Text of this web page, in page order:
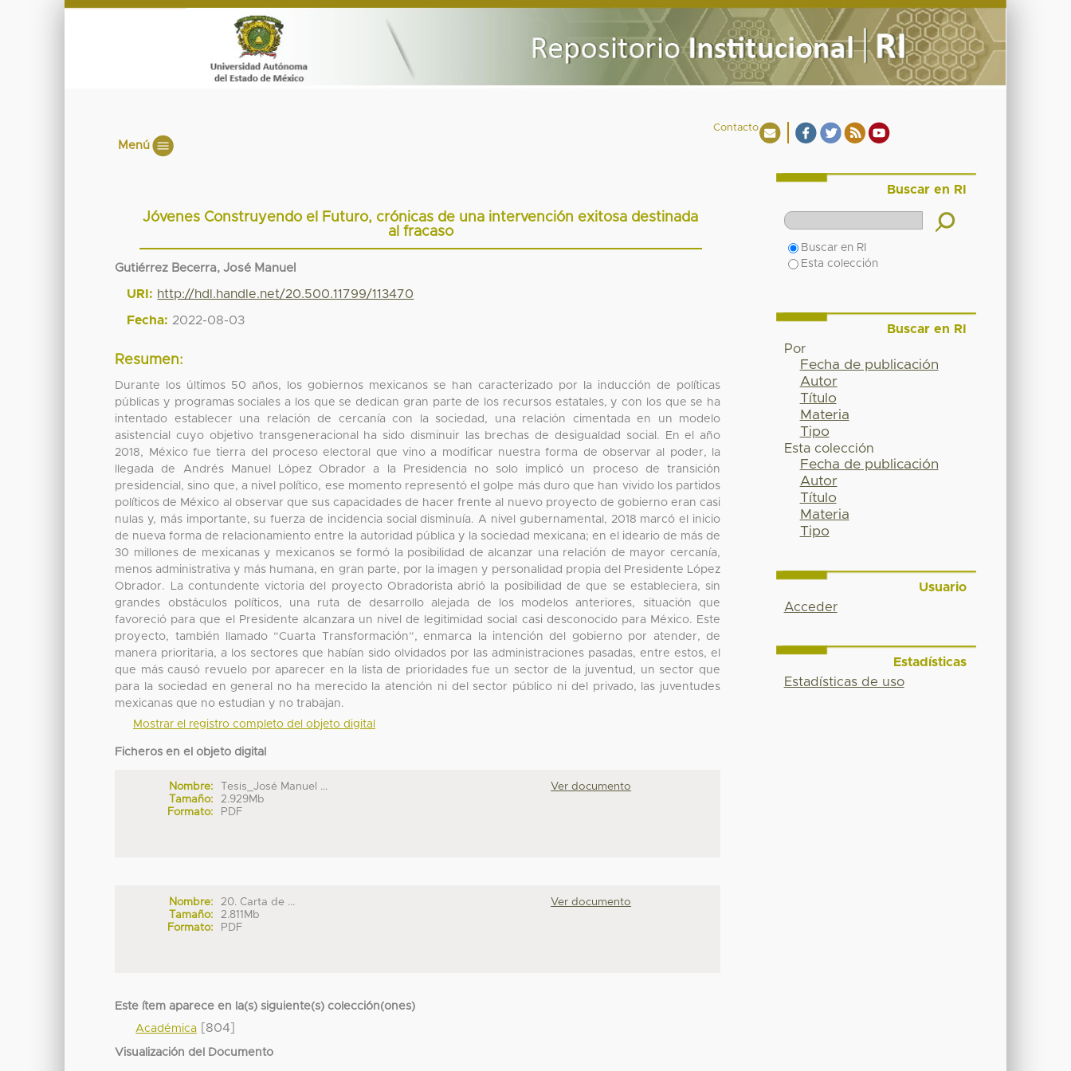
Contacto
Menú
Jóvenes Construyendo el Futuro, crónicas de una intervención exitosa destinada
al fracaso
Gutiérrez Becerra, José Manuel
URI: http://hdl.handle.net/20.500.11799/113470
Fecha: 2022-08-03
Resumen:
Durante los últimos 50 años, los gobiernos mexicanos se han caracterizado por la inducción de políticas
públicas y programas sociales a los que se dedican gran parte de los recursos estatales, y con los que se ha
intentado establecer una relación de cercanía con la sociedad, una relación cimentada en un modelo
asistencial cuyo objetivo transgeneracional ha sido disminuir las brechas de desigualdad social. En el año
2018, México fue tierra del proceso electoral que vino a modificar nuestra forma de observar al poder, la
llegada de Andrés Manuel López Obrador a la Presidencia no solo implicó un proceso de transición
presidencial, sino que, a nivel político, ese momento representó el golpe más duro que han vivido los partidos
políticos de México al observar que sus capacidades de hacer frente al nuevo proyecto de gobierno eran casi
nulas y, más importante, su fuerza de incidencia social disminuía. A nivel gubernamental, 2018 marcó el inicio
de nueva forma de relacionamiento entre la autoridad pública y la sociedad mexicana; en el ideario de más de
30 millones de mexicanas y mexicanos se formó la posibilidad de alcanzar una relación de mayor cercanía,
menos administrativa y más humana, en gran parte, por la imagen y personalidad propia del Presidente López
Obrador. La contundente victoria del proyecto Obradorista abrió la posibilidad de que se estableciera, sin
grandes obstáculos políticos, una ruta de desarrollo alejada de los modelos anteriores, situación que
favoreció para que el Presidente alcanzara un nivel de legitimidad social casi desconocido para México. Este
proyecto, también llamado “Cuarta Transformación”, enmarca la intención del gobierno por atender, de
manera prioritaria, a los sectores que habían sido olvidados por las administraciones pasadas, entre estos, el
que más causó revuelo por aparecer en la lista de prioridades fue un sector de la juventud, un sector que
para la sociedad en general no ha merecido la atención ni del sector público ni del privado, las juventudes
mexicanas que no estudian y no trabajan.
Mostrar el registro completo del objeto digital
Ficheros en el objeto digital
Nombre:
Tesis_José Manuel ...
Tamaño:
2.929Mb
Formato:
PDF
Ver documento
Nombre:
20. Carta de ...
Tamaño:
2.811Mb
Formato:
PDF
Ver documento
Este ítem aparece en la(s) siguiente(s) colección(ones)
Académica [804]
Visualización del Documento
Buscar en RI
Buscar en RI
Esta colección
Buscar en RI
Por
Fecha de publicación
Autor
Título
Materia
Tipo
Esta colección
Fecha de publicación
Autor
Título
Materia
Tipo
Usuario
Acceder
Estadísticas
Estadísticas de uso